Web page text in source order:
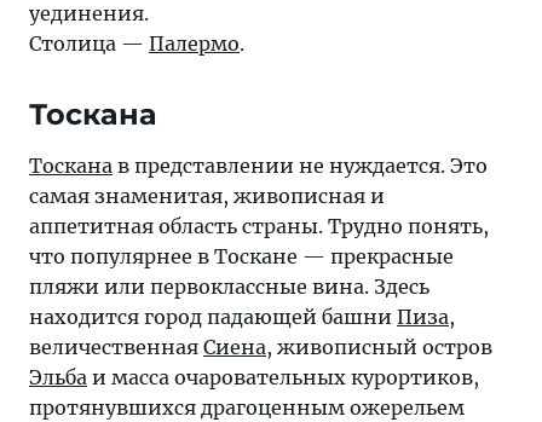
уединения.
Столица — Палермо.
Тоскана
Тоскана в представлении не нуждается. Это
самая знаменитая, живописная и
аппетитная область страны. Трудно понять,
что популярнее в Тоскане — прекрасные
пляжи или первоклассные вина. Здесь
находится город падающей башни Пиза,
величественная Сиена, живописный остров
Эльба и масса очаровательных курортиков,
протянувшихся драгоценным ожерельем